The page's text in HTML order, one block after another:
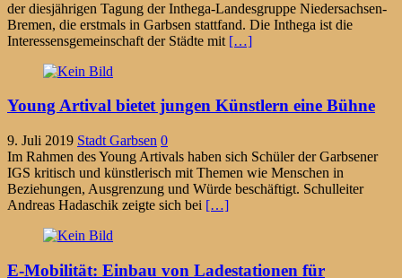
der diesjährigen Tagung der Inthega-Landesgruppe Niedersachsen-
Bremen, die erstmals in Garbsen stattfand. Die Inthega ist die
Interessensgemeinschaft der Städte mit […]
Young Artival bietet jungen Künstlern eine Bühne
9. Juli 2019 Stadt Garbsen 0
Im Rahmen des Young Artivals haben sich Schüler der Garbsener
IGS kritisch und künstlerisch mit Themen wie Menschen in
Beziehungen, Ausgrenzung und Würde beschäftigt. Schulleiter
Andreas Hadaschik zeigte sich bei […]
E-Mobilität: Einbau von Ladestationen für